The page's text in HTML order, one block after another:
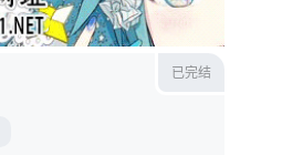
已完结